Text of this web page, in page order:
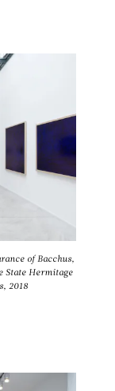
of Bacchus,
State Hermitage
2018